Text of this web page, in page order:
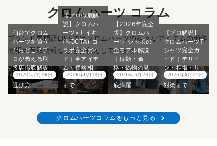
クロムハーツ コラム
ブランド専門店LIFEではクロムハーツの様々なアイテムの新作
情報や買取情報などをお伝えしています。
仙台でクロム
ハーツを買う
ならどこ？プ
ロが教える取
扱店徹底解説
と後悔しない
選び方
2026年7月26日
【プロ徹底解
説】クロムハ
ーツ×ナイキ
(NOCTA) コ
ラボ完全ガイ
ド｜全アイテ
ム・価格相
場・入手方法
まで
2026年6月18日
【2026年完全
版】クロムハ
ーツ ジッポの
全モデル解説
｜種類・価
格・偽物の見
分け方まで徹
底網羅
2026年5月28日
【プロ解説】
クロムハーツT
シャツ完全ガ
イド｜デザイ
ン・相場・サ
イズ感・偽物
対策まで
2026年5月21日
クロムハーツコラムをもっと見る